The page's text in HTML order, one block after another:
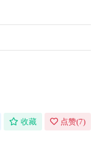
收藏 点赞(7)